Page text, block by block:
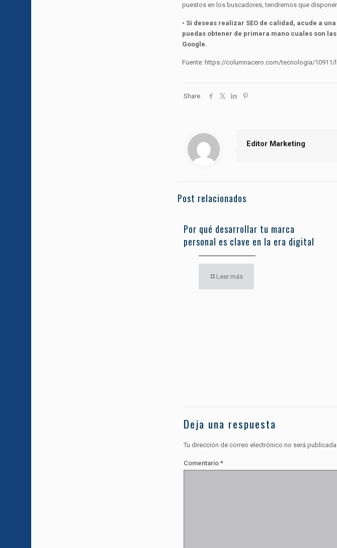
puestos en los buscadores, tendremos que
• Si deseas realizar SEO de calidad, acude a
puedas obtener de primera mano cuales son
Google.
Fuente: https://columnacero.com/tecnologia/
Share
Editor Marketing
Post relacionados
Por qué desarrollar tu marca
personal es clave en la era digital
Leer más
Deja una respuesta
Tu dirección de correo electrónico no será publicada.
Comentario *